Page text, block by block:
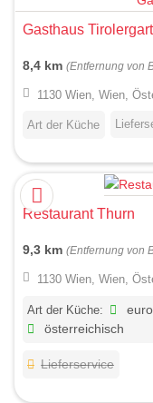
Gasthaus
8,4 km (Entfernung von
1130 Wien, Wien,
Art der Küche
Restaurant Thurn
9,3 km (Entfernung von
1130 Wien, Wien,
Art der Küche:
österreichisch
Lieferservice